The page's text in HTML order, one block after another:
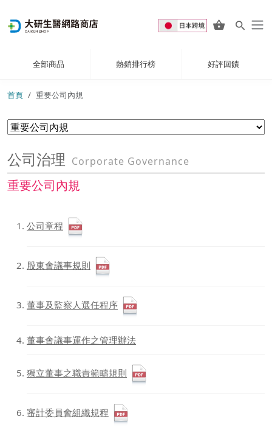
全部商品 熱銷排行榜 好評回饋
首頁 重要公司內規
公司治理 Corporate Governance
重要公司內規
公司章程
股東會議事規則
董事及監察人選任程序
董事會議事運作之管理辦法
獨立董事之職責範疇規則
審計委員會組織規程